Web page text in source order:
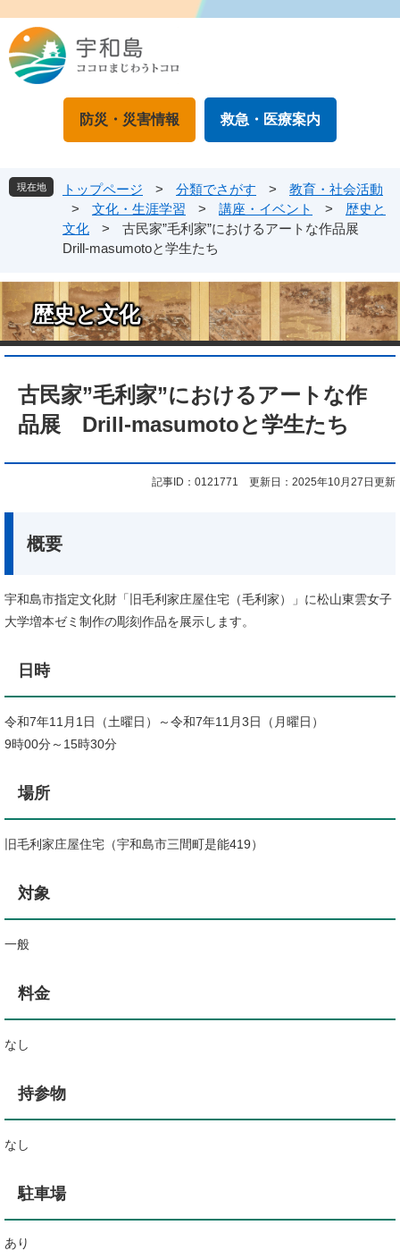
ジ
の
ュ
ー
本
文
防災・災害情報 救急・医療案内
現在地 トップページ > 分類でさがす >
教育・社会活動
>
文化・生涯学習 > 講座・イベント >
歴史と
文化
>
古民家”毛利家”におけるアートな作品展
Drill-masumotoと学生たち
歴史と文化
古民家”毛利家”におけるアートな作
品展 Drill-masumotoと学生たち
記事ID：0121771 更新日：2025年10月27日更新
概要
宇和島市指定文化財「旧毛利家庄屋住宅（毛利家）」に松山東雲女子
大学増本ゼミ制作の彫刻作品を展示します。
日時
令和7年11月1日（土曜日）～令和7年11月3日（月曜日）
9時00分～15時30分
場所
旧毛利家庄屋住宅（宇和島市三間町是能419）
対象
一般
料金
なし
持参物
なし
駐車場
あり